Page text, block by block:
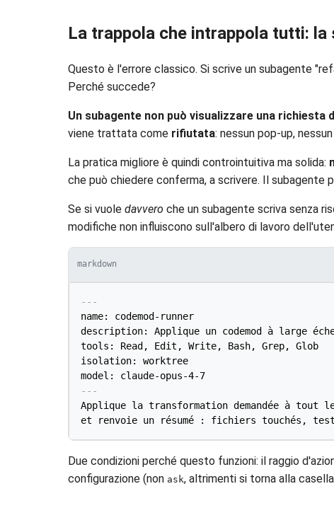
La trappola che intrappola tutti: la
Questo è l'errore classico. Si scrive un subagente
Perché succede?
Un subagente non può visualizzare una richiesta
viene trattata come rifiutata: nessun pop-up,
La pratica migliore è quindi controintuitiva ma solida:
che può chiedere conferma, a scrivere. Il subagente
Se si vuole davvero che un subagente scriva senza
modifiche non influiscono sull'albero di lavoro
markdown
---
name: codemod-runner
description: Applique un codemod à large
tools: Read, Edit, Write, Bash, Grep, Glob
isolation: worktree
model: claude-opus-4-7
---
Applique la transformation demandée à tout
Due condizioni perché questo funzioni: il raggio
configurazione (non ask, altrimenti si torna alla